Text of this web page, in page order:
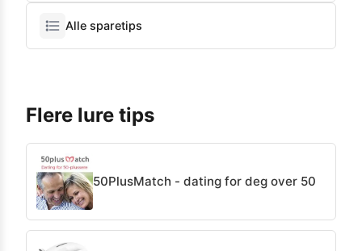
Alle sparetips
Flere lure tips
50PlusMatch - dating for deg over 50